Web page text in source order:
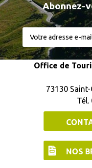
Abonnez-
Office de
73130
Tél.
NOS